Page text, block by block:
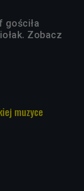
gościła
Zobacz
muzyce